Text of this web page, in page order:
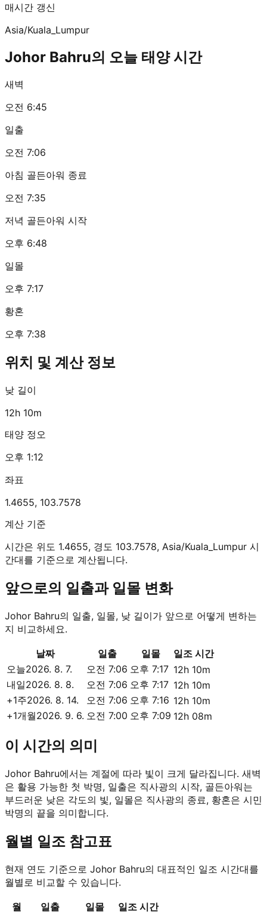
매시간 갱신
Asia/Kuala_Lumpur
Johor Bahru의 오늘 태양 시간
새벽
오전 6:45
일출
오전 7:06
아침 골든아워 종료
오전 7:35
저녁 골든아워 시작
오후 6:48
일몰
오후 7:17
황혼
오후 7:38
위치 및 계산 정보
낮 길이
12h 10m
태양 정오
오후 1:12
좌표
1.4655, 103.7578
계산 기준
시간은 위도 1.4655, 경도 103.7578, Asia/Kuala_Lumpur 시
간대를 기준으로 계산됩니다.
앞으로의 일출과 일몰 변화
Johor Bahru의 일출, 일몰, 낮 길이가 앞으로 어떻게 변하는
지 비교하세요.
날짜 일출 일몰
일조 시간
오늘2026. 8. 7. 오전 7:06 오후 7:17 12h 10m
내일2026. 8. 8. 오전 7:06 오후 7:17 12h 10m
+1주2026. 8. 14. 오전 7:06 오후 7:16 12h 10m
+1개월2026. 9. 6. 오전 7:00 오후 7:09 12h 08m
이 시간의 의미
Johor Bahru에서는 계절에 따라 빛이 크게 달라집니다. 새벽
은 활용 가능한 첫 박명, 일출은 직사광의 시작, 골든아워는
부드러운 낮은 각도의 빛, 일몰은 직사광의 종료, 황혼은 시민
박명의 끝을 의미합니다.
월별 일조 참고표
현재 연도 기준으로 Johor Bahru의 대표적인 일조 시간대를
월별로 비교할 수 있습니다.
월 일출 일몰 일조 시간